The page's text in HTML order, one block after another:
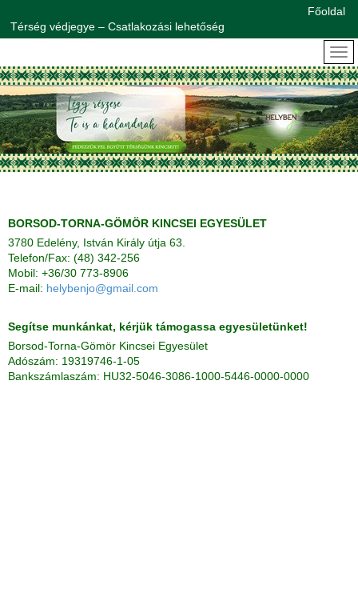
Főoldal
Térség védjegye – Csatlakozási lehetőség
BORSOD-TORNA-GÖMÖR KINCSEI EGYESÜLET
3780 Edelény, István Király útja 63.
Telefon/Fax: (48) 342-256
Mobil: +36/30 773-8906
E-mail: helybenjo@gmail.com
Segítse munkánkat, kérjük támogassa egyesületünket!
Borsod-Torna-Gömör Kincsei Egyesület
Adószám: 19319746-1-05
Bankszámlaszám: HU32-5046-3086-1000-5446-0000-0000